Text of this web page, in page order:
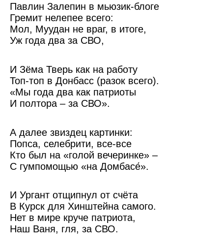
Павлин Залепин в мьюзик-блоге
Гремит нелепее всего:
Мол, Муудан не враг, в итоге,
Уж года два за СВО,
И Зёма Тверь как на работу
Топ-топ в Донбасс (разок всего).
«Мы года два как патриоты
И полтора – за СВО».
А далее звиздец картинки:
Попса, селебрити, все-все
Кто был на «голой вечеринке» –
С гумпомощью «на Домбасе́».
И Ургант отщипнул от счёта
В Курск для Хинштейна самого.
Нет в мире круче патриота,
Наш Ваня, гля, за СВО.